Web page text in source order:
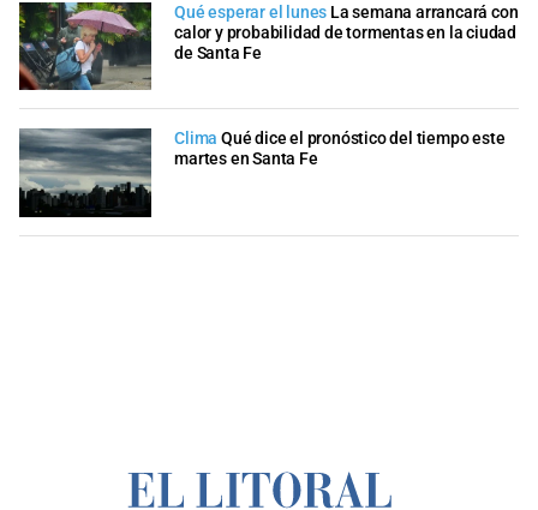
Qué esperar el lunes La semana arrancará con
calor y probabilidad de tormentas en la ciudad
de Santa Fe
Clima Qué dice el pronóstico del tiempo este
martes en Santa Fe